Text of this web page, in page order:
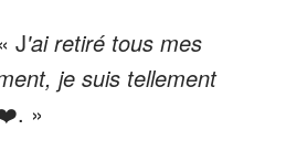
J'ai retiré tous mes
je suis tellement
»